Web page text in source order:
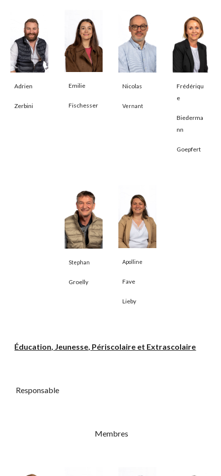
Adrien
Zerbini
Emilie
Fischesser
Nicolas
Vernant
Frédériqu
e
Biederma
nn
Goepfert
Stephan
Groelly
Apolline
Fave
Lieby
Éducation, Jeunesse, Périscolaire et Extrascolaire
Responsable
Membres